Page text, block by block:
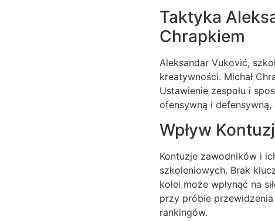
Taktyka
Chrapkiem
Aleksandar Vuković,
kreatywności. Michał
Ustawienie zespołu i
ofensywną i
Wpływ
Kontuzje zawodników i
szkoleniowych. Brak
kolei może wpłynąć na
przy próbie
rankingów.